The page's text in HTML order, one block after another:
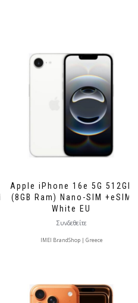
Apple iPhone 16e 5G 512GB
(8GB Ram) Nano-SIM +eSIM
White EU
Συνδεθείτε
IMEI BrandShop | Greece